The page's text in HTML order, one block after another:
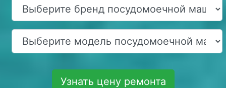
Узнать цену ремонта